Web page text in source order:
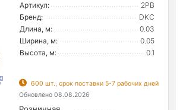
Артикул:
2PB
Бренд:
DKC
Длина, м:
0.03
Ширина, м:
0.05
Высота, м:
0.1
600 шт., срок поставки 5-7 рабочих дней
Обновлено 08.08.2026